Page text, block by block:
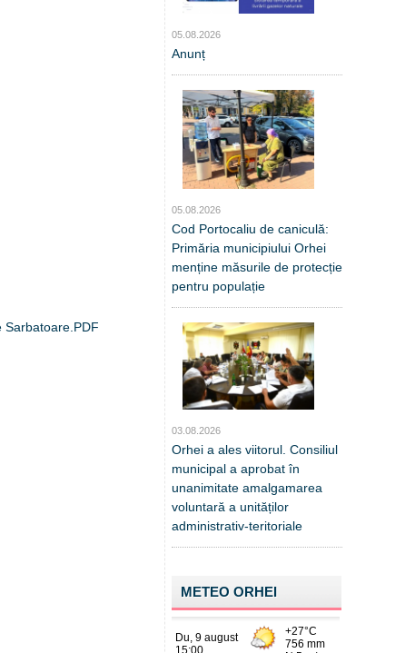
Sarbatoare.PDF
05.08.2026
Anunț
05.08.2026
Cod Portocaliu de caniculă:
Primăria municipiului Orhei
menține măsurile de protecție
pentru populație
03.08.2026
Orhei a ales viitorul. Consiliul
municipal a aprobat în
unanimitate amalgamarea
voluntară a unităților
administrativ-teritoriale
METEO ORHEI